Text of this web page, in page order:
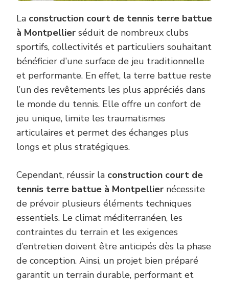
La construction court de tennis terre battue
à Montpellier séduit de nombreux clubs
sportifs, collectivités et particuliers souhaitant
bénéficier d’une surface de jeu traditionnelle
et performante. En effet, la terre battue reste
l’un des revêtements les plus appréciés dans
le monde du tennis. Elle offre un confort de
jeu unique, limite les traumatismes
articulaires et permet des échanges plus
longs et plus stratégiques.
Cependant, réussir la construction court de
tennis terre battue à Montpellier nécessite
de prévoir plusieurs éléments techniques
essentiels. Le climat méditerranéen, les
contraintes du terrain et les exigences
d’entretien doivent être anticipés dès la phase
de conception. Ainsi, un projet bien préparé
garantit un terrain durable, performant et